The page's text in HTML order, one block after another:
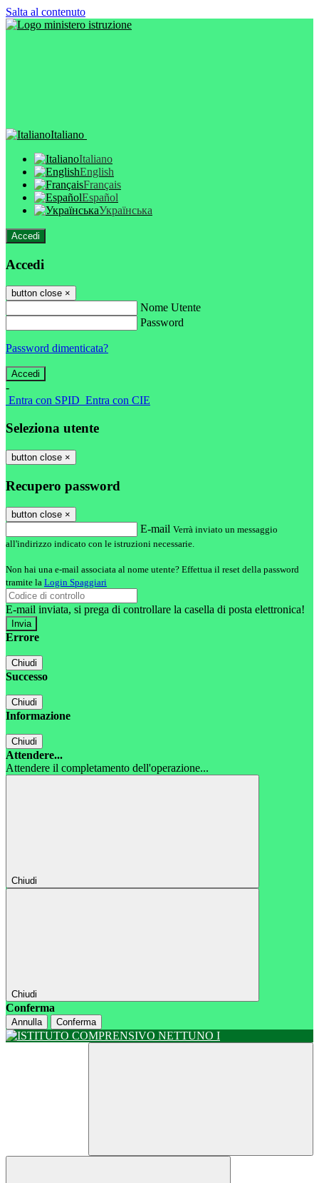
Salta al contenuto
Italiano
Italiano
English
Français
Español
Українська
Accedi
Accedi
button close ×
Nome Utente
Password
Password dimenticata?
-
Entra con SPID Entra con CIE
Seleziona utente
button close ×
Recupero password
button close ×
E-mail Verrà inviato un messaggio
all'indirizzo indicato con le istruzioni necessarie.
Non hai una e-mail associata al nome utente? Effettua il reset della password
tramite la Login Spaggiari
E-mail inviata, si prega di controllare la casella di posta elettronica!
Errore
Chiudi
Successo
Chiudi
Informazione
Chiudi
Attendere...
Attendere il completamento dell'operazione...
Chiudi
Chiudi
Conferma
Annulla Conferma